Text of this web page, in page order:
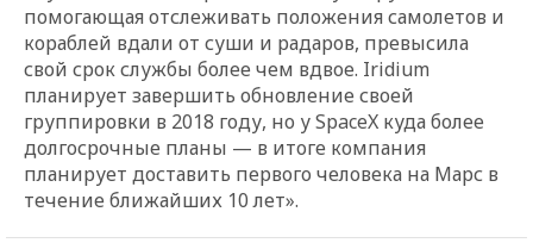
помогающая отслеживать положения самолетов и
кораблей вдали от суши и радаров, превысила
свой срок службы более чем вдвое. Iridium
планирует завершить обновление своей
группировки в 2018 году, но у SpaceX куда более
долгосрочные планы — в итоге компания
планирует доставить первого человека на Марс в
течение ближайших 10 лет».